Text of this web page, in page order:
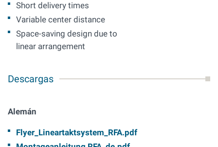
Short delivery times
Variable center distance
Space-saving design due to
linear arrangement
Descargas
Alemán
Flyer_Lineartaktsystem_RFA.pdf